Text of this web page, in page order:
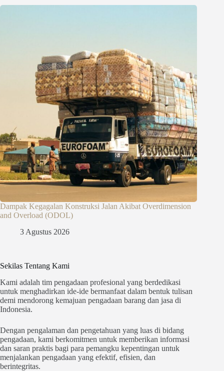
Dampak Kegagalan Konstruksi Jalan Akibat Overdimension
and Overload (ODOL)
3 Agustus 2026
Sekilas Tentang Kami
Kami adalah tim pengadaan profesional yang berdedikasi
untuk menghadirkan ide-ide bermanfaat dalam bentuk tulisan
demi mendorong kemajuan pengadaan barang dan jasa di
Indonesia.
Dengan pengalaman dan pengetahuan yang luas di bidang
pengadaan, kami berkomitmen untuk memberikan informasi
dan saran praktis bagi para pemangku kepentingan untuk
menjalankan pengadaan yang efektif, efisien, dan
berintegritas.